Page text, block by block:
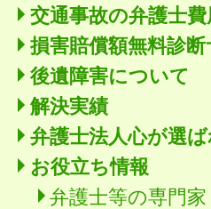
交通事故の弁護士費
損害賠償額無料診
後遺障害について
解決実績
弁護士法人心が選
お役立ち情報
弁護士等の専門家